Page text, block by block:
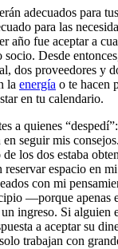
adecuados para
para las
año fue aceptar a
Desde
dos proveedores y
la energía o te hacen
en tu calendario.
a quienes
seguir mis
los dos estaba
reservar espacio en
con mi
—porque apenas
ingreso. Si alguien
a aceptar su
trabajan con